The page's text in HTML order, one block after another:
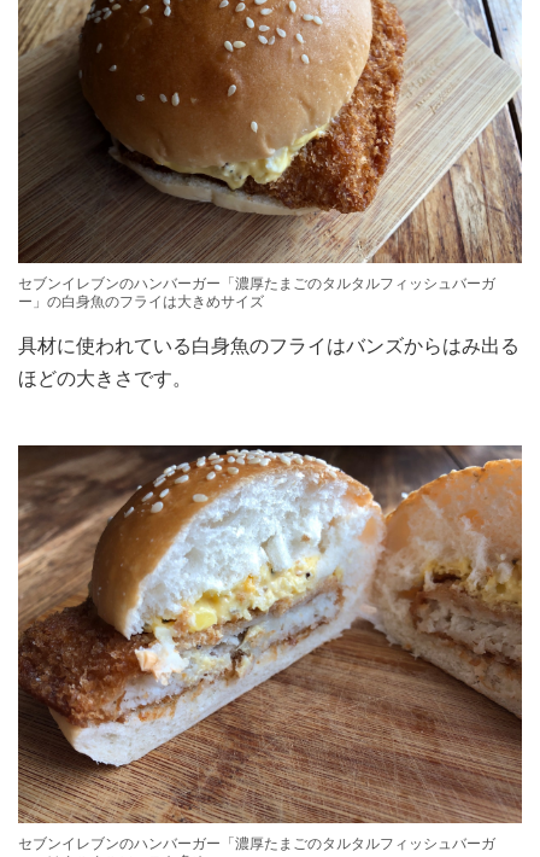
セブンイレブンのハンバーガー「濃厚たまごのタルタルフィッシュバーガ
ー」の白身魚のフライは大きめサイズ
具材に使われている白身魚のフライはバンズからはみ出る
ほどの大きさです。
セブンイレブンのハンバーガー「濃厚たまごのタルタルフィッシュバーガ